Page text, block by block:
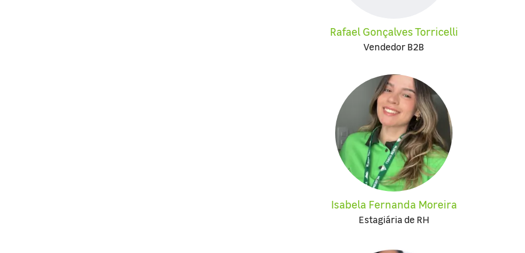
Rafael Gonçalves Torricelli
Vendedor B2B
Isabela Fernanda Moreira
Estagiária de RH